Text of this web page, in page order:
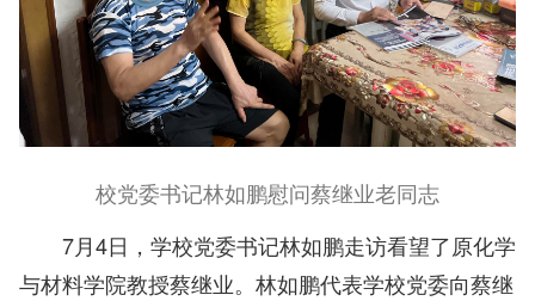
校党委书记林如鹏慰问蔡继业老同志
7月4日，学校党委书记林如鹏走访看望了原化学
与材料学院教授蔡继业。林如鹏代表学校党委向蔡继